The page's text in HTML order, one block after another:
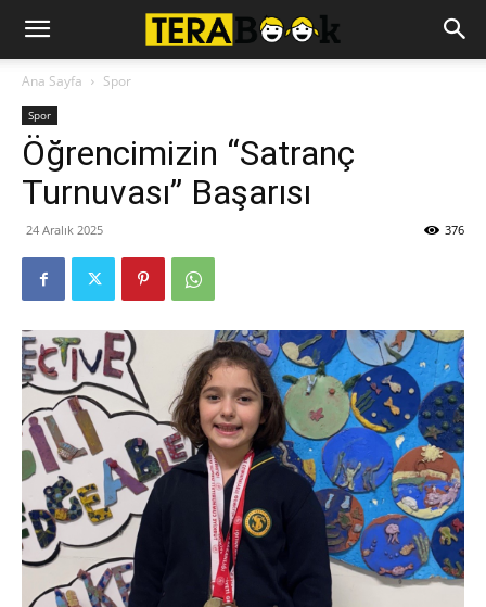
Ana Sayfa Spor
Spor
Öğrencimizin “Satranç
Turnuvası” Başarısı
24 Aralık 2025 376